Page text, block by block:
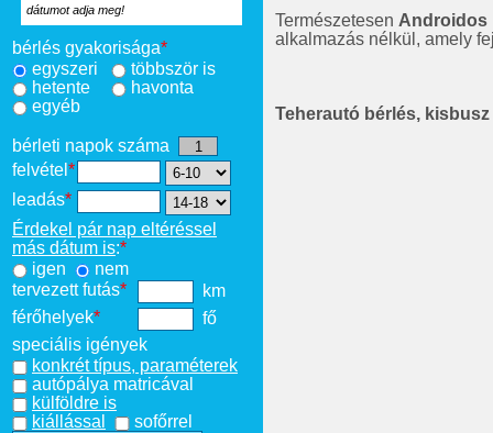
dátumot adja meg!
bérlés gyakorisága*
egyszeri
többször is
hetente
havonta
egyéb
bérleti napok száma
felvétel *
leadás*
Érdekel pár nap eltéréssel
más dátum is:*
igen
nem
tervezett futás*
km
férőhelyek*
fő
speciális igények
konkrét típus, paraméterek
autópálya matricával
külföldre is
kiállással
sofőrrel
Természetesen Androidos
alkalmazás nélkül, amely
Teherautó bérlés,